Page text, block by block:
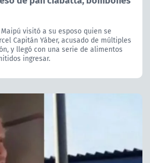
visitó a su esposo quien se
Capitán Yáber, acusado de múltiples
y llegó con una serie de alimentos
ingresar.